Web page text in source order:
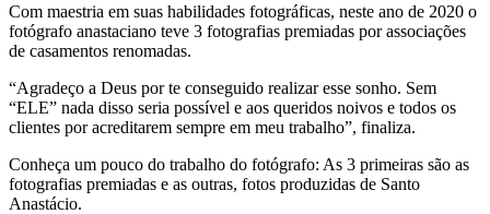
Com maestria em suas habilidades fotográficas, neste ano de 2020 o
fotógrafo anastaciano teve 3 fotografias premiadas por associações
de casamentos renomadas.
“Agradeço a Deus por te conseguido realizar esse sonho. Sem
“ELE” nada disso seria possível e aos queridos noivos e todos os
clientes por acreditarem sempre em meu trabalho”, finaliza.
Conheça um pouco do trabalho do fotógrafo: As 3 primeiras são as
fotografias premiadas e as outras, fotos produzidas de Santo
Anastácio.